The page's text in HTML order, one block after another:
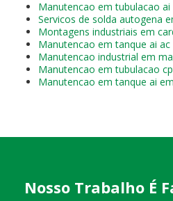
Manutencao em tubulacao ai
Servicos de solda autogena
Montagens industriais em
Manutencao em tanque ai
Manutencao industrial em
Manutencao em tubulacao
Manutencao em tanque ai
Nosso Trabalho É